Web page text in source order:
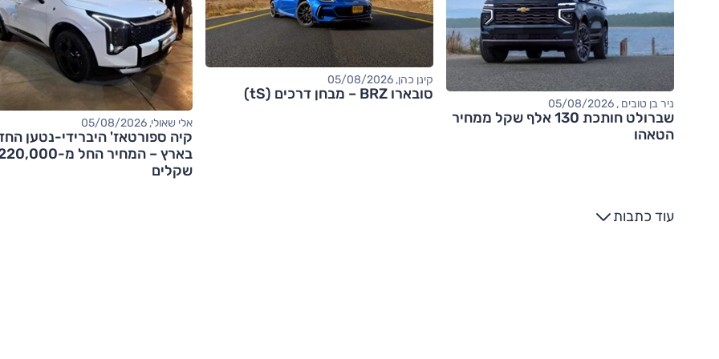
ניר בן טובים , 05/08/2026
שברולט חותכת 130 אלף שקל ממחיר
הטאהו
קינן כהן, 05/08/2026
סובארו BRZ – מבחן דרכים (tS)
אלי שאולי, 05/08/2026
קיה ספורטאז' היברידי-נטען
בארץ – המחיר החל מ-
שקלים
עוד כתבות